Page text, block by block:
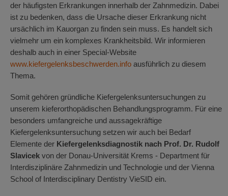
der häufigsten Erkrankungen innerhalb der Zahnmedizin. Dabei
ist zu bedenken, dass die Ursache dieser Erkrankung nicht
ursächlich im Kauorgan zu finden sein muss. Es handelt sich
vielmehr um ein komplexes Krankheitsbild. Wir informieren
deshalb auch in einer Special-Website
www.kiefergelenksbeschwerden.info ausführlich zu diesem
Thema.
Somit gehören gründliche Kiefergelenksuntersuchungen zu
unserem kieferorthopädischen Behandlungsprogramm. Für eine
besonders umfangreiche und aussagekräftige
Kiefergelenksuntersuchung setzen wir auch bei Bedarf
Elemente der Kiefergelenksdiagnostik nach Prof. Dr. Rudolf
Slavicek von der Donau-Universität Krems - Department für
Interdisziplinäre Zahnmedizin und Technologie und der Vienna
School of Interdisciplinary Dentistry VieSID ein.